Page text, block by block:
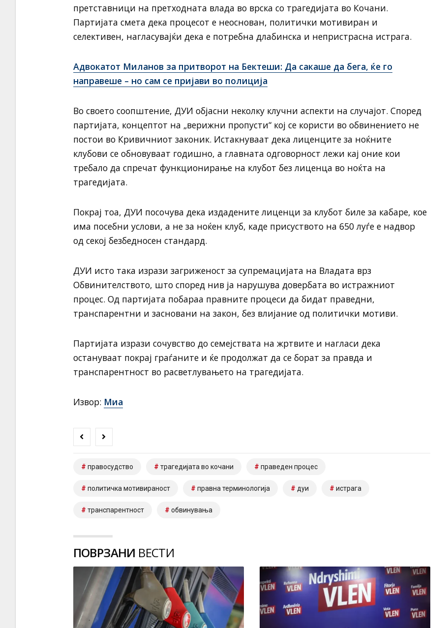
претставници на претходната влада во врска со трагедијата во Кочани.
Партијата смета дека процесот е неоснован, политички мотивиран и
селективен, нагласувајќи дека е потребна длабинска и непристрасна истрага.
Адвокатот Миланов за притворот на Бектеши: Да сакаше да бега, ќе го
направеше – но сам се пријави во полиција
Во своето соопштение, ДУИ објасни неколку клучни аспекти на случајот. Според
партијата, концептот на „верижни пропусти“ кој се користи во обвинението не
постои во Кривичниот законик. Истакнуваат дека лиценците за ноќните
клубови се обновуваат годишно, а главната одговорност лежи кај оние кои
требало да спречат функционирање на клубот без лиценца во ноќта на
трагедијата.
Покрај тоа, ДУИ посочува дека издадените лиценци за клубот биле за кабаре, кое
има посебни услови, а не за ноќен клуб, каде присуството на 650 луѓе е надвор
од секој безбедносен стандард.
ДУИ исто така изрази загриженост за супремацијата на Владата врз
Обвинителството, што според нив ја нарушува довербата во истражниот
процес. Од партијата побараа правните процеси да бидат праведни,
транспарентни и засновани на закон, без влијание од политички мотиви.
Партијата изрази сочувство до семејствата на жртвите и нагласи дека
остануваат покрај граѓаните и ќе продолжат да се борат за правда и
транспарентност во расветлувањето на трагедијата.
Извор: Миа
правосудство трагедијата во кочани праведен процес
политичка мотивираност правна терминологија дуи истрага
транспарентност обвинувања
ПОВРЗАНИ ВЕСТИ